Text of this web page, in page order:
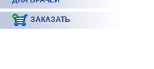
ЗАКАЗАТЬ